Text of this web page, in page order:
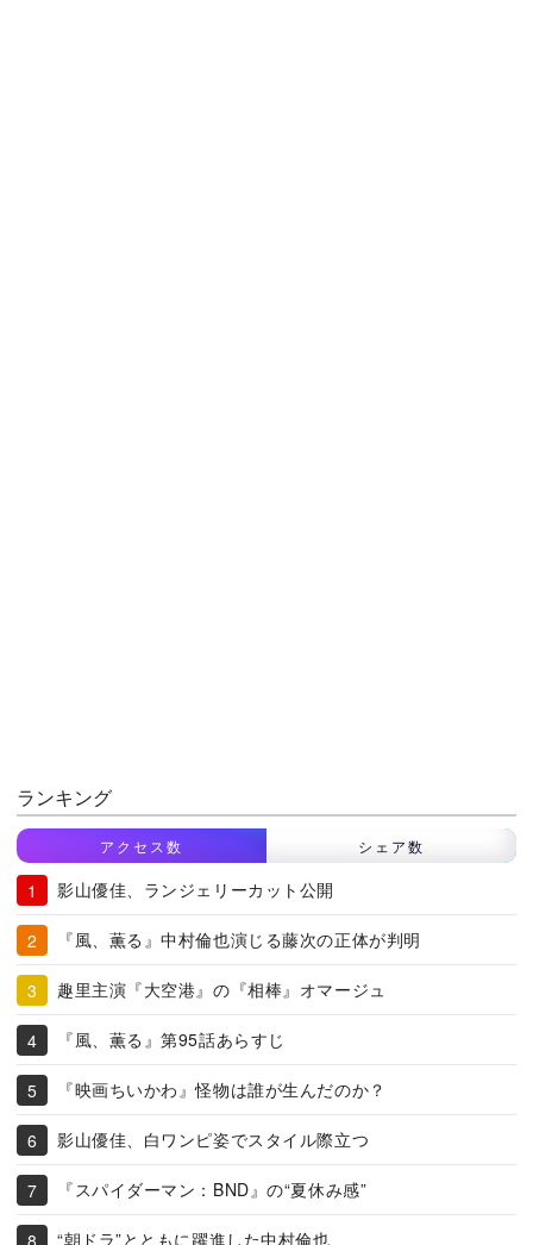
ランキング
アクセス数 シェア数
影山優佳、ランジェリーカット公開
『風、薫る』中村倫也演じる藤次の正体が判明
趣里主演『大空港』の『相棒』オマージュ
『風、薫る』第95話あらすじ
『映画ちいかわ』怪物は誰が生んだのか？
影山優佳、白ワンピ姿でスタイル際立つ
『スパイダーマン：BND』の“夏休み感”
“朝ドラ”とともに躍進した中村倫也